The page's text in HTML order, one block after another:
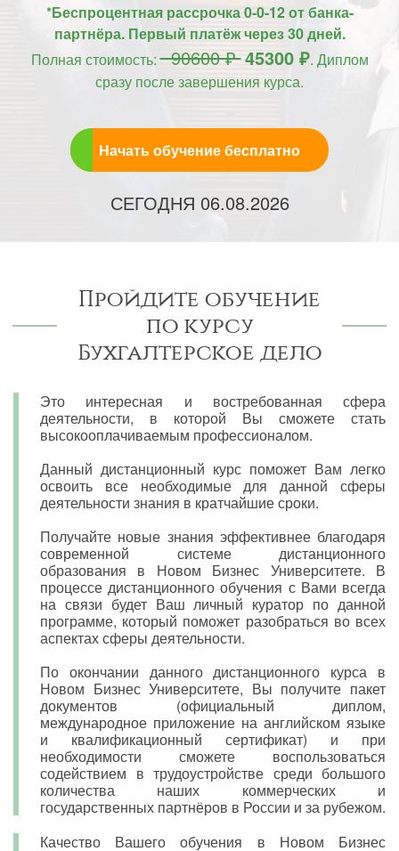
*Беспроцентная рассрочка 0-0-12 от банка-
партнёра. Первый платёж через 30 дней.
Полная стоимость:90600 ₽45300 ₽. Диплом
сразу после завершения курса.
Начать обучение бесплатно
СЕГОДНЯ 06.08.2026
Пройдите обучение
по курсу
Бухгалтерское дело
Это интересная и востребованная сфера
деятельности, в которой Вы сможете стать
высокооплачиваемым профессионалом.
Данный дистанционный курс поможет Вам легко
освоить все необходимые для данной сферы
деятельности знания в кратчайшие сроки.
Получайте новые знания эффективнее благодаря
современной системе дистанционного
образования в Новом Бизнес Университете. В
процессе дистанционного обучения с Вами всегда
на связи будет Ваш личный куратор по данной
программе, который поможет разобраться во всех
аспектах сферы деятельности.
По окончании данного дистанционного курса в
Новом Бизнес Университете, Вы получите пакет
документов (официальный диплом,
международное приложение на английском языке
и квалификационный сертификат) и при
необходимости сможете воспользоваться
содействием в трудоустройстве среди большого
количества наших коммерческих и
государственных партнёров в России и за рубежом.
Качество Вашего обучения в Новом Бизнес